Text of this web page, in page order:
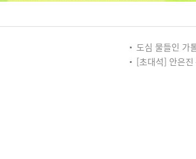
도심 물들인 가
[초대석] 안은진 본